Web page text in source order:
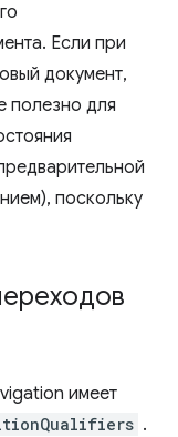
Если при
документ,
полезно для
поскольку
имеет
.